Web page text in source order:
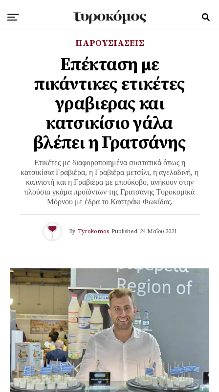
ΠΑΡΟΥΣΙΑΣΕΙΣ
Επέκταση με
πικάντικες ετικέτες
γραβιερας και
κατσικίσιο γάλα
βλέπει η Γρατσάνης
Ετικέτες με διαφοροποιημένα συστατικά όπως η
κατσικίσια Γραβιέρα, η Γραβιέρα μετσίλι, η αγελαδινή, η
καπνιστή και η Γραβιέρα με μπούκοβο, ανήκουν στην
πλούσια γκάμα προϊόντων της Γρατσάνης Τυροκομικά
Μόρνου με έδρα το Καστράκι Φωκίδας.
By Tyrokomos Published 24 Μαΐου 2021